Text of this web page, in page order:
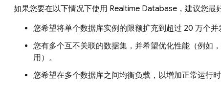
如果您要在以下情况下使用 Realtime Database ，建议您最
您希望将单个数据库实例的限额扩充到超过 20 万个
您有多个互不关联的数据集，并希望优化性能（例如
用）。
您希望在多个数据库之间均衡负载，以增加正常运行